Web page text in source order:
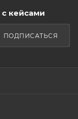
с кейсами
ПОДПИСАТЬСЯ